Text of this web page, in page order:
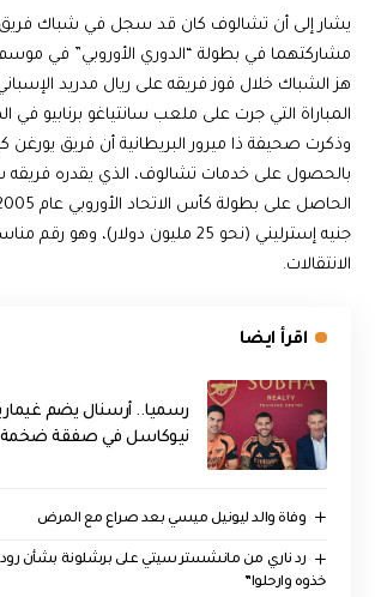
يشار إلى أن تشالوف كان قد سجل في شباك
هز الشباك خلال فوز فريقه على ريال مدريد
المباراة التي جرت على ملعب سانتياغو برنابيو في
وذكرت صحيفة ذا ميرور البريطانية أن فريق
بالحصول على خدمات تشالوف، الذي يقدره
جنيه إسترليني (نحو 25 مليون دولار)،
الانتقالات.
اقرأ ايضا
رسميا.. أرسنال يضم
نيوكاسل في صفقة ضخمة
وفاة والد ليونيل ميسي بعد صراع مع المرض
رد ناري من مانشستر سيتي على برشلونة بشأن
خذوه وارحلوا”